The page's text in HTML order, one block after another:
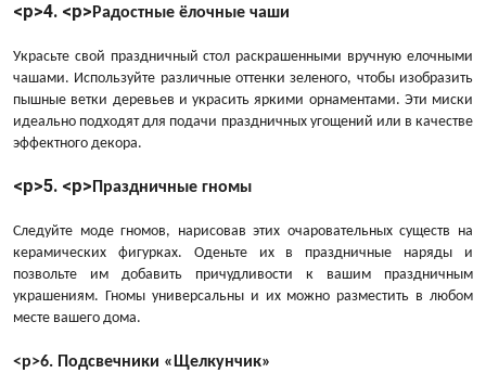
<р>4. <р> Радостные ёлочные чаши
Украсьте свой праздничный стол раскрашенными вручную елочными
чашами. Используйте различные оттенки зеленого, чтобы изобразить
пышные ветки деревьев и украсить яркими орнаментами. Эти миски
идеально подходят для подачи праздничных угощений или в качестве
эффектного декора.
<р>5. <р> Праздничные гномы
Следуйте моде гномов, нарисовав этих очаровательных существ на
керамических фигурках. Оденьте их в праздничные наряды и
позвольте им добавить причудливости к вашим праздничным
украшениям. Гномы универсальны и их можно разместить в любом
месте вашего дома.
<р>6. Подсвечники «Щелкунчик»